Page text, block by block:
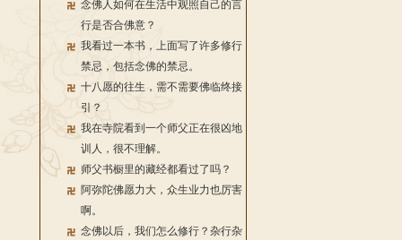
念佛人如何在生活中观照自己的言
行是否合佛意？
我看过一本书，上面写了许多修行
禁忌，包括念佛的禁忌。
十八愿的往生，需不需要佛临终接
引？
我在寺院看到一个师父正在很凶地
训人，很不理解。
师父书橱里的藏经都看过了吗？
阿弥陀佛愿力大，众生业力也厉害
啊。
念佛以后，我们怎么修行？杂行杂